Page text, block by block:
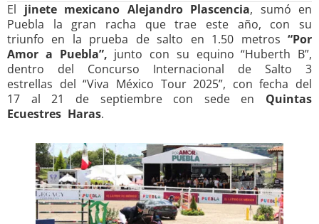
El jinete mexicano Alejandro Plascencia, sumó en
Puebla la gran racha que trae este año, con su
triunfo en la prueba de salto en 1.50 metros “Por
Amor a Puebla”, junto con su equino “Huberth B”,
dentro del Concurso Internacional de Salto 3
estrellas del “Viva México Tour 2025”, con fecha del
17 al 21 de septiembre con sede en Quintas
Ecuestres Haras.